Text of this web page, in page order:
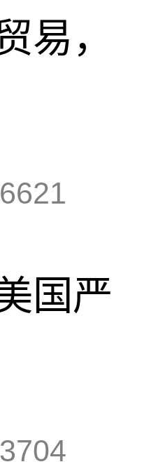
易，
国严